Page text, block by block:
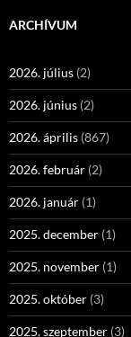
ARCHÍVUM
2026. július (2)
2026. június (2)
2026. április (867)
2026. február (2)
2026. január (1)
2025. december (1)
2025. november (1)
2025. október (3)
2025. szeptember (3)